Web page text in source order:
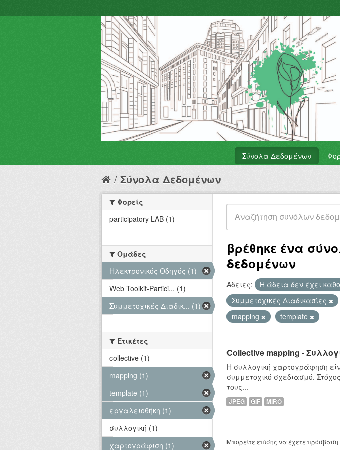
Σύνολα Δεδομένων
Σύνολα Δεδομένων
βρέθηκε ένα
δεδομένων
Άδειες: Η άδεια δεν έχει
Συμμετοχικές Διαδικασίες
mapping
template
Collective mapping -
Η συλλογική χαρτογράφηση
συμμετοχικό σχεδιασμό.
τους...
JPEG GIF MIRO
Μπορείτε επίσης να έχετε
Φορείς
participatory LAB (1)
Ομάδες
Hλεκτρονικός Οδηγός (1)
Web Toolkit-Partici... (1)
Συμμετοχικές Διαδικ... (1)
Ετικέτες
collective (1)
mapping (1)
template (1)
εργαλειοθήκη (1)
συλλογική (1)
χαρτογράφιση (1)